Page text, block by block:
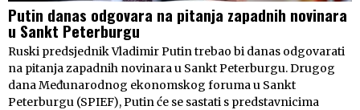
Putin danas odgovara na pitanja zapadnih novinara
u Sankt Peterburgu
Ruski predsjednik Vladimir Putin trebao bi danas odgovarati
na pitanja zapadnih novinara u Sankt Peterburgu. Drugog
dana Međunarodnog ekonomskog foruma u Sankt
Peterburgu (SPIEF), Putin će se sastati s predstavnicima